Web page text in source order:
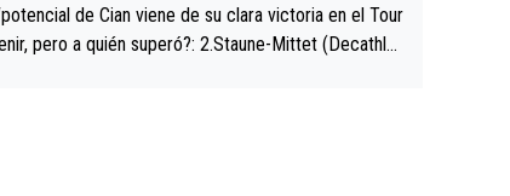
de Cian viene de su clara victoria en el Tour
pero a quién superó?: 2.Staune-Mittet (Decathlo